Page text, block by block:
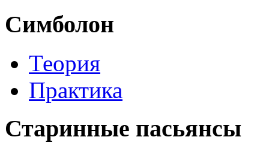
Симболон
Теория
Практика
Старинные пасьянсы